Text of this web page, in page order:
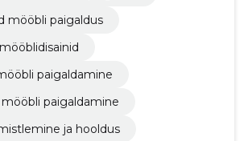
mööbli paigaldus
paigaldamine
paigaldamine
ja hooldus